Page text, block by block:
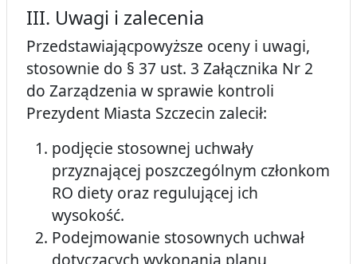
III. Uwagi i zalecenia
Przedstawiającpowyższe oceny i uwagi,
stosownie do § 37 ust. 3 Załącznika Nr 2
do Zarządzenia w sprawie kontroli
Prezydent Miasta Szczecin zalecił:
podjęcie stosownej uchwały
przyznającej poszczególnym członkom
RO diety oraz regulującej ich
wysokość.
Podejmowanie stosownych uchwał